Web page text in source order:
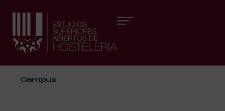
Campus